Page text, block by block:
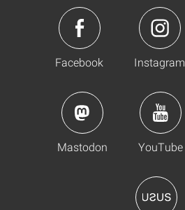
Facebook Instagram
Mastodon YouTube